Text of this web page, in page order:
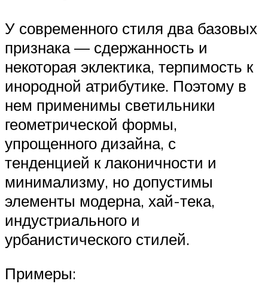
У современного стиля два базовых
признака — сдержанность и
некоторая эклектика, терпимость к
инородной атрибутике. Поэтому в
нем применимы светильники
геометрической формы,
упрощенного дизайна, с
тенденцией к лаконичности и
минимализму, но допустимы
элементы модерна, хай-тека,
индустриального и
урбанистического стилей.
Примеры: